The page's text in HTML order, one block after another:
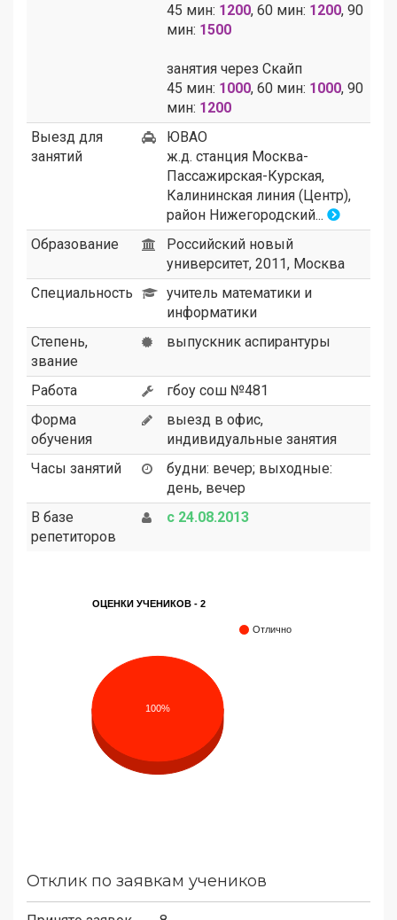
45 мин: 1200, 60 мин: 1200, 90
мин: 1500
занятия через Скайп
45 мин: 1000, 60 мин: 1000, 90
мин: 1200
Выезд для
занятий
ЮВАО
ж.д. станция Москва-
Пассажирская-Курская,
Калининская линия (Центр),
район Нижегородский...
Образование
Российский новый
университет, 2011, Москва
Специальность
учитель математики и
информатики
Степень,
звание
выпускник аспирантуры
Работа
гбоу сош №481
Форма
обучения
выезд в офис,
индивидуальные занятия
Часы занятий
будни: вечер; выходные:
день, вечер
В базе
репетиторов
с 24.08.2013
ОЦЕНКИ УЧЕНИКОВ - 2
Отлично
100%
Отклик по заявкам учеников